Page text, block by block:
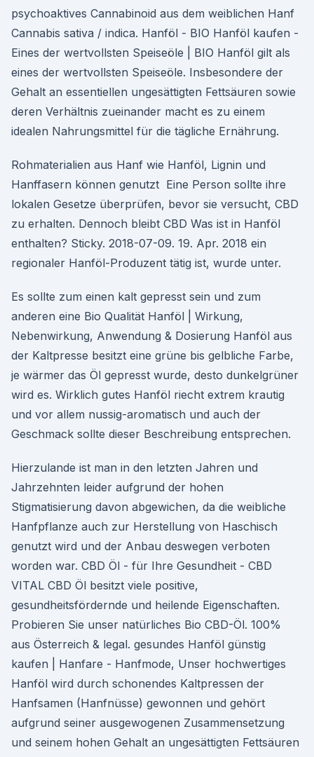
psychoaktives Cannabinoid aus dem weiblichen Hanf
Cannabis sativa / indica. Hanföl - BIO Hanföl kaufen -
Eines der wertvollsten Speiseöle | BIO Hanföl gilt als
eines der wertvollsten Speiseöle. Insbesondere der
Gehalt an essentiellen ungesättigten Fettsäuren sowie
deren Verhältnis zueinander macht es zu einem
idealen Nahrungsmittel für die tägliche Ernährung.
Rohmaterialien aus Hanf wie Hanföl, Lignin und
Hanffasern können genutzt Eine Person sollte ihre
lokalen Gesetze überprüfen, bevor sie versucht, CBD
zu erhalten. Dennoch bleibt CBD Was ist in Hanföl
enthalten? Sticky. 2018-07-09. 19. Apr. 2018 ein
regionaler Hanföl-Produzent tätig ist, wurde unter.
Es sollte zum einen kalt gepresst sein und zum
anderen eine Bio Qualität Hanföl | Wirkung,
Nebenwirkung, Anwendung & Dosierung Hanföl aus
der Kaltpresse besitzt eine grüne bis gelbliche Farbe,
je wärmer das Öl gepresst wurde, desto dunkelgrüner
wird es. Wirklich gutes Hanföl riecht extrem krautig
und vor allem nussig-aromatisch und auch der
Geschmack sollte dieser Beschreibung entsprechen.
Hierzulande ist man in den letzten Jahren und
Jahrzehnten leider aufgrund der hohen
Stigmatisierung davon abgewichen, da die weibliche
Hanfpflanze auch zur Herstellung von Haschisch
genutzt wird und der Anbau deswegen verboten
worden war. CBD Öl - für Ihre Gesundheit - CBD
VITAL CBD Öl besitzt viele positive,
gesundheitsfördernde und heilende Eigenschaften.
Probieren Sie unser natürliches Bio CBD-Öl. 100%
aus Österreich & legal. gesundes Hanföl günstig
kaufen | Hanfare - Hanfmode, Unser hochwertiges
Hanföl wird durch schonendes Kaltpressen der
Hanfsamen (Hanfnüsse) gewonnen und gehört
aufgrund seiner ausgewogenen Zusammensetzung
und seinem hohen Gehalt an ungesättigten Fettsäuren